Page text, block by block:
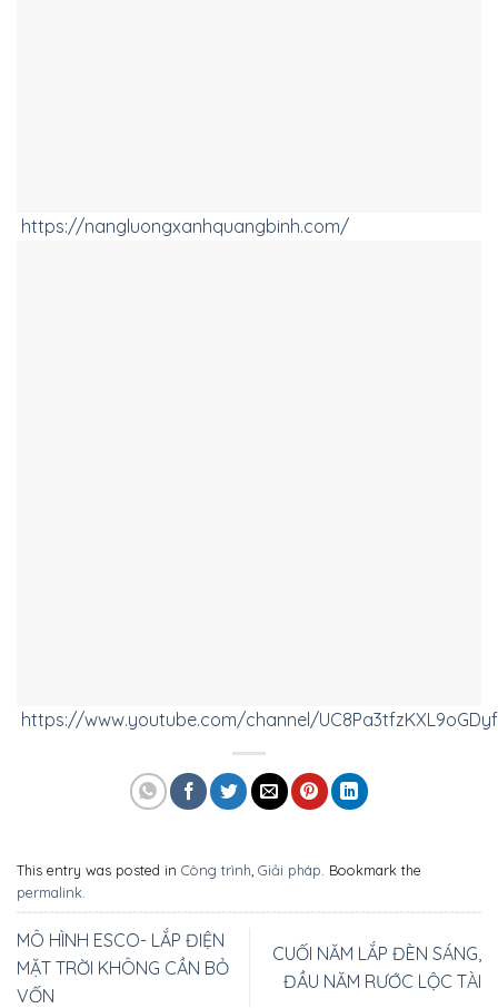
https://nangluongxanhquangbinh.com/
https://www.youtube.com/channel/
This entry was posted in Công trình Giải pháp . Bookmark the
permalink
MÔ HÌNH ESCO- LẮP ĐIỆN
MẶT TRỜI KHÔNG CẦN BỎ
VỐN
CUỐI NĂM LẮP ĐÈN SÁNG,
ĐẦU NĂM RƯỚC LỘC TÀI